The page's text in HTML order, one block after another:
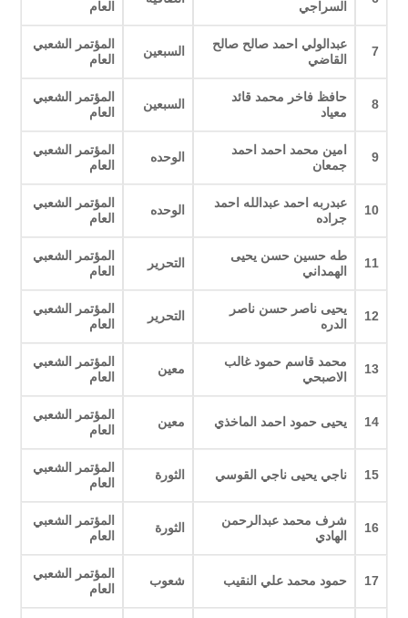
السراجي
العام
7
عبدالولي احمد صالح صالح
القاضي
السبعين
المؤتمر الشعبي
العام
8
حافظ فاخر محمد قائد
معياد
السبعين
المؤتمر الشعبي
العام
9
امين محمد احمد احمد
جمعان
الوحده
المؤتمر الشعبي
العام
10
عبدربه احمد عبدالله احمد
جراده
الوحده
المؤتمر الشعبي
العام
11
طه حسين حسن يحيى
الهمداني
التحرير
المؤتمر الشعبي
العام
12
يحيى ناصر حسن ناصر
الدره
التحرير
المؤتمر الشعبي
العام
13
محمد قاسم حمود غالب
الاصبحي
معين
المؤتمر الشعبي
العام
14 يحيى حمود احمد الماخذي معين
المؤتمر الشعبي
العام
15 ناجي يحيى ناجي القوسي الثورة
المؤتمر الشعبي
العام
16
شرف محمد عبدالرحمن
الهادي
الثورة
المؤتمر الشعبي
العام
17 حمود محمد علي النقيب شعوب
المؤتمر الشعبي
العام